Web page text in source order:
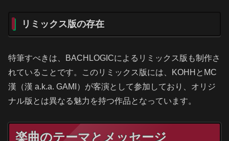
リミックス版の存在
特筆すべきは、BACHLOGICによるリミックス版も制作さ
れていることです。このリミックス版には、KOHHとMC
漢（漢 a.k.a. GAMI）が客演として参加しており、オリジ
ナル版とは異なる魅力を持つ作品となっています。
楽曲のテーマとメッセージ